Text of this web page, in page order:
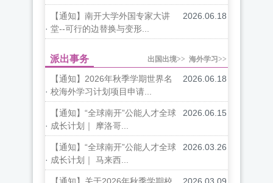
·
【通知】南开大学外国专家大讲
堂--可行的边替换与变形...
2026.06.18
派出事务 出国出境>> 海外学习>>
·
【通知】2026年秋季学期世界名
校海外学习计划项目申请...
2026.06.18
·
【通知】“全球南开”公能人才全球
成长计划｜ 摩洛哥...
2026.06.15
·
【通知】“全球南开”公能人才全球
成长计划｜ 马来西...
2026.03.26
【通知】关于2026年秋季学期校
2026.03.09